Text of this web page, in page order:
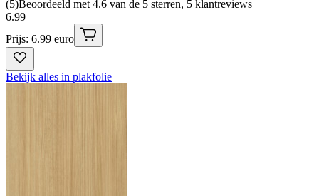
(5)Beoordeeld met 4.6 van de 5 sterren, 5 klantreviews
6.99
Prijs: 6.99 euro
Bekijk alles in plakfolie